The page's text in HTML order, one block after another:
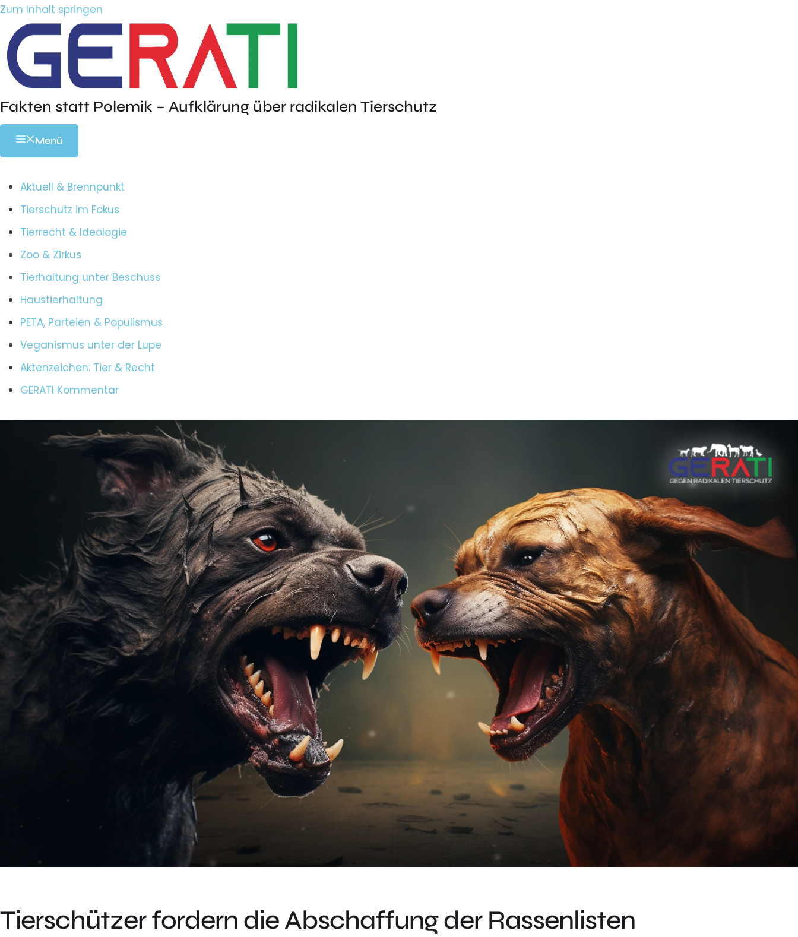
Zum Inhalt springen
Fakten statt Polemik – Aufklärung über radikalen Tierschutz
Menü
Aktuell & Brennpunkt
Tierschutz im Fokus
Tierrecht & Ideologie
Zoo & Zirkus
Tierhaltung unter Beschuss
Haustierhaltung
PETA, Parteien & Populismus
Veganismus unter der Lupe
Aktenzeichen: Tier & Recht
GERATI Kommentar
Tierschützer fordern die Abschaffung der Rassenlisten